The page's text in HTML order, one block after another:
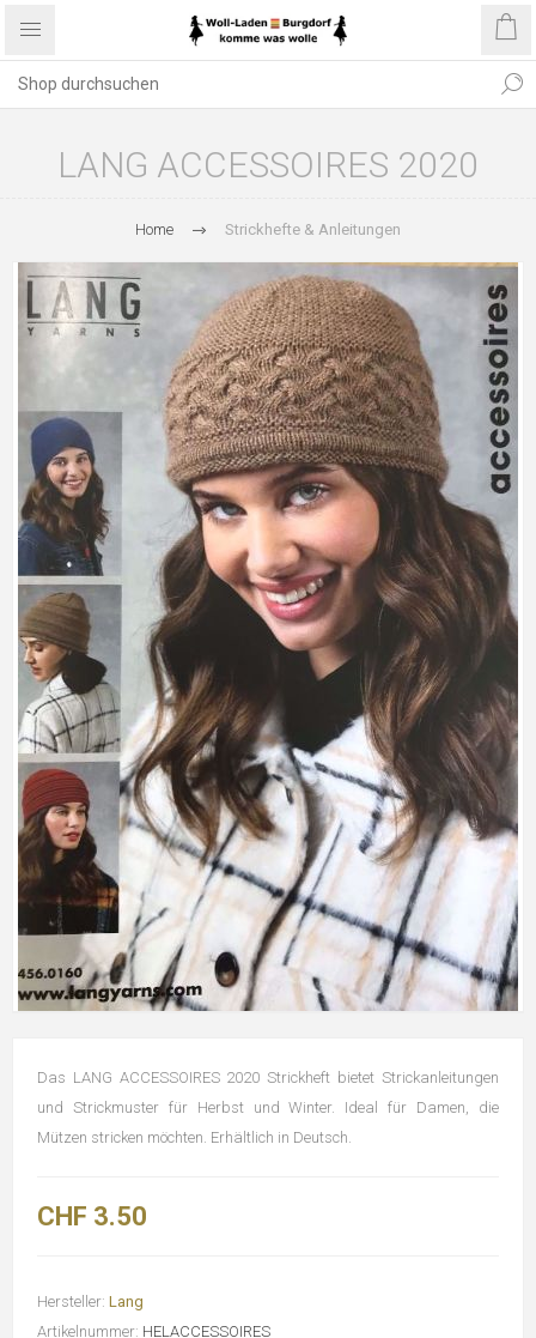
LANG ACCESSOIRES 2020
Home Strickhefte & Anleitungen
Das LANG ACCESSOIRES 2020 Strickheft bietet Strickanleitungen
und Strickmuster für Herbst und Winter. Ideal für Damen, die
Mützen stricken möchten. Erhältlich in Deutsch.
CHF 3.50
Hersteller: Lang
Artikelnummer: HELACCESSOIRES